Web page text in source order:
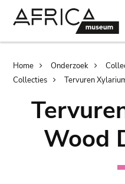
Home Onderzoek
Collecties
Tervuren
Wood